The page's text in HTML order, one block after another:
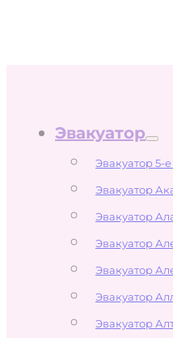
Эвакуатор
Эвакуатор 5-
Эвакуатор
Эвакуатор
Эвакуатор
Эвакуатор
Эвакуатор
Эвакуатор